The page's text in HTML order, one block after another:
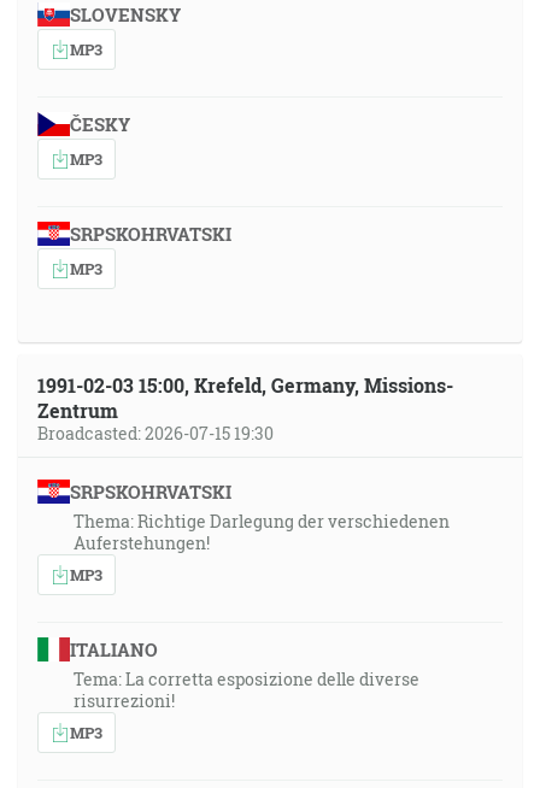
SLOVENSKY
MP3
ČESKY
MP3
SRPSKOHRVATSKI
MP3
1991-02-03 15:00, Krefeld, Germany, Missions-
Zentrum
Broadcasted: 2026-07-15 19:30
SRPSKOHRVATSKI
Thema: Richtige Darlegung der verschiedenen
Auferstehungen!
MP3
ITALIANO
Tema: La corretta esposizione delle diverse
risurrezioni!
MP3